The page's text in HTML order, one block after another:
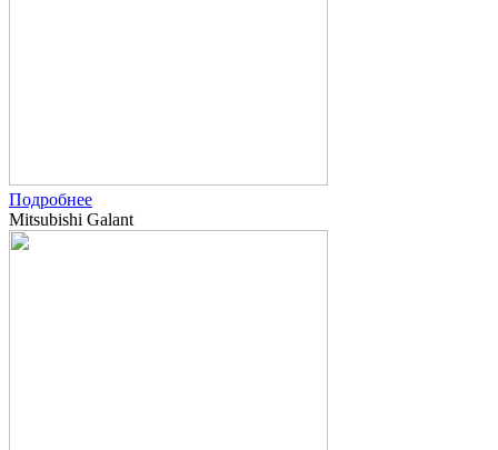
Подробнее
Mitsubishi Galant